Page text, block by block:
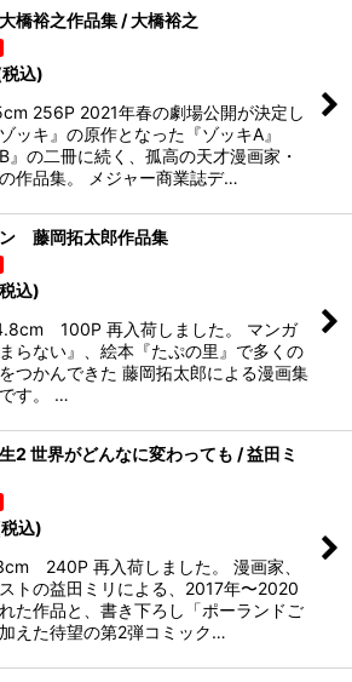
橋裕之作品集 / 大橋裕之
込)
256P 2021年春の劇場公開が決定し
ッキ』の原作となった『ゾッキA』
B』の二冊に続く、孤高の天才漫画家・
作品集。 メジャー商業誌デ…
藤岡拓太郎作品集
込)
100P 再入荷しました。 マンガ
まらない』、絵本『たぷの里』で多くの
つかんできた 藤岡拓太郎による漫画集
す。 …
2 世界がどんなに変わっても / 益田ミ
込)
240P 再入荷しました。 漫画家、
トの益田ミリによる、2017年〜2020
た作品と、書き下ろし「ポーランドご
えた待望の第2弾コミック…